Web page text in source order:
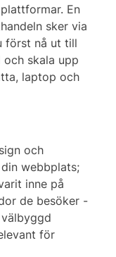
En
sker via
först nå ut till
skala upp
laptop och
och
webbplats;
inne på
de besöker -
för